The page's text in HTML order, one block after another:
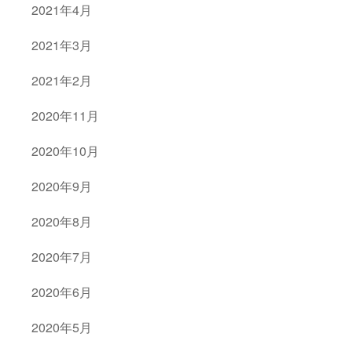
2021年4月
2021年3月
2021年2月
2020年11月
2020年10月
2020年9月
2020年8月
2020年7月
2020年6月
2020年5月